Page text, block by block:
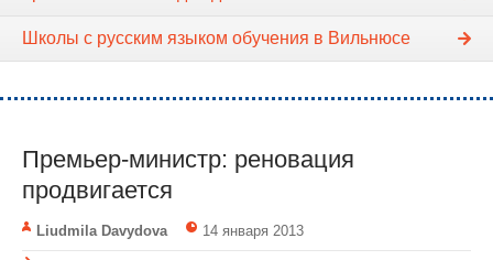
Школы с русским языком обучения в Вильнюсе
Премьер-министр: реновация
продвигается
Liudmila Davydova 14 января 2013